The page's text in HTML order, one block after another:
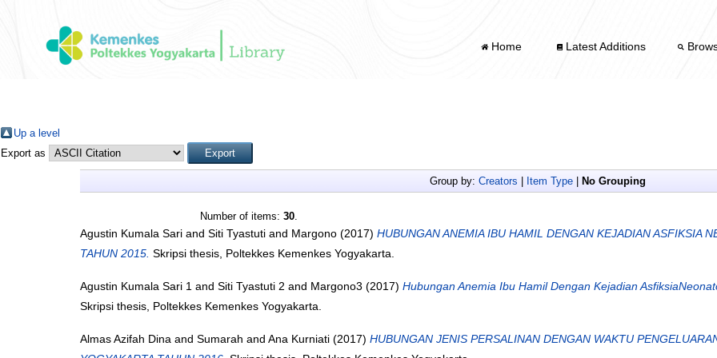
Home Latest Additions
Up a level
Export as
Group by: Creators Item Type No Grouping
Number of items: 30.
Agustin Kumala Sari and Siti Tyastuti and Margono (2017) HUBUNGAN ANEMIA IBU HAMIL DENGAN KEJADIAN ASFIKSIA
TAHUN 2015. Skripsi thesis, Poltekkes Kemenkes Yogyakarta.
Agustin Kumala Sari 1 and Siti Tyastuti 2 and Margono3 (2017) Hubungan Anemia Ibu Hamil Dengan Kejadian
Skripsi thesis, Poltekkes Kemenkes Yogyakarta.
Almas Azifah Dina and Sumarah and Ana Kurniati (2017) HUBUNGAN JENIS PERSALINAN DENGAN WAKTU